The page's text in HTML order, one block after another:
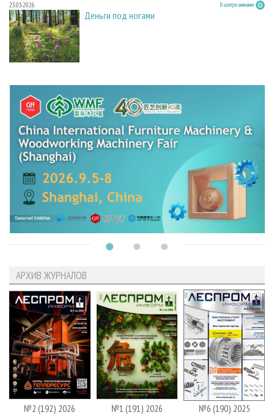
23.03.2026 В центре внимания
Деньги под ногами
АРХИВ ЖУРНАЛОВ
№2 (192) 2026 №1 (191) 2026 №6 (190) 2025